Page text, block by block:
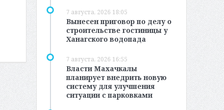
7 августа, 2026 18:05
Вынесен приговор по делу о
строительстве гостиницы у
Ханагского водопада
7 августа, 2026 16:55
Власти Махачкалы
планирует внедрить новую
систему для улучшения
ситуации с парковками